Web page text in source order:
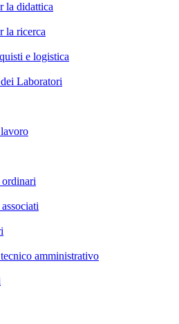
la didattica
la ricerca
e logistica
Laboratori
ordinari
amministrativo